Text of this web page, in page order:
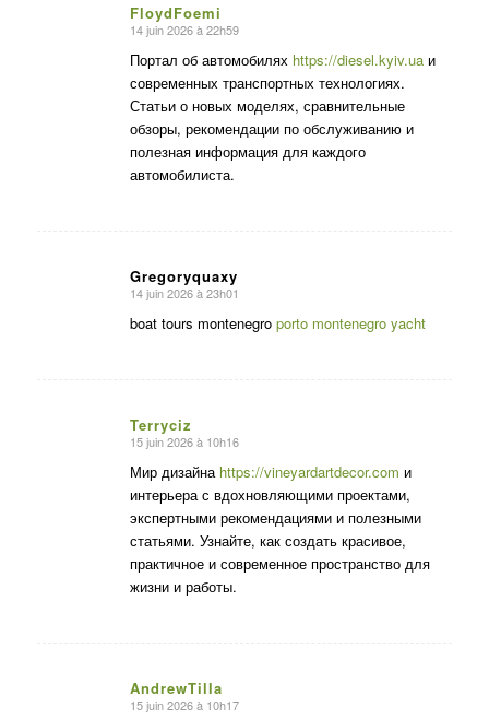
FloydFoemi
dit
14 juin 2026 à 22h59
Портал об автомобилях https://diesel.kyiv.uaи
современных транспортных технологиях.
Статьи о новых моделях, сравнительные
обзоры, рекомендации по обслуживанию и
полезная информация для каждого
автомобилиста.
Gregoryquaxy
dit
14 juin 2026 à 23h01
boat tours montenegro porto montenegro yacht
Terryciz
dit
15 juin 2026 à 10h16
Мир дизайна https://vineyardartdecor.com и
интерьера с вдохновляющими проектами,
экспертными рекомендациями и полезными
статьями. Узнайте, как создать красивое,
практичное и современное пространство для
жизни и работы.
AndrewTilla
dit
15 juin 2026 à 10h17